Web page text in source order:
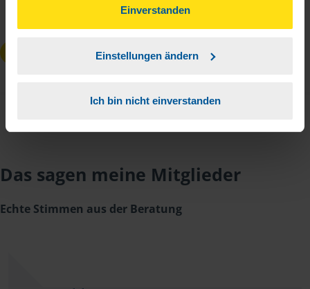
können Sie der Verwendung von Cookies, gemäß
unserer➔ Datenschutzrichtliniezustimmen.
Einverstanden
Einstellungen ändern
Ich bin nicht einverstanden
Anfrage absenden
Das sagen meine Mitglieder
Echte Stimmen aus der Beratung